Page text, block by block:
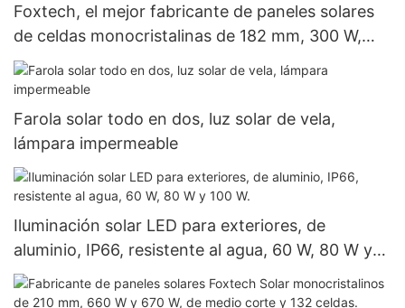
Foxtech, el mejor fabricante de paneles solares
de celdas monocristalinas de 182 mm, 300 W,
360 W y 400 W, a precios económicos.
Farola solar todo en dos, luz solar de vela,
lámpara impermeable
Iluminación solar LED para exteriores, de
aluminio, IP66, resistente al agua, 60 W, 80 W y
100 W.